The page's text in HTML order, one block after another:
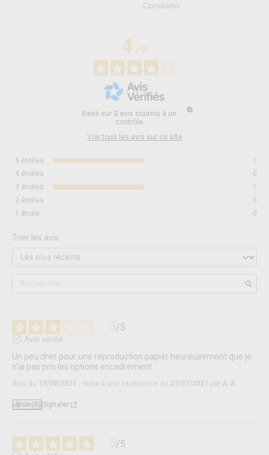
Canaletto
4/5
Basé sur 2 avis soumis à un
contrôle
Voir tous les avis sur ce site
5 étoiles
1
4 étoiles
0
3 étoiles
1
2 étoiles
0
1 étoile 0
Trier les avis
3/5
Avis vérifié
Un peu cher pour une reproduction papier heureusement que je
n'ai pas pris les options encadrement
Avis du 15/08/2021 , suite à une expérience du 27/07/2021 par A.A.
Utile(0) Signaler
5/5